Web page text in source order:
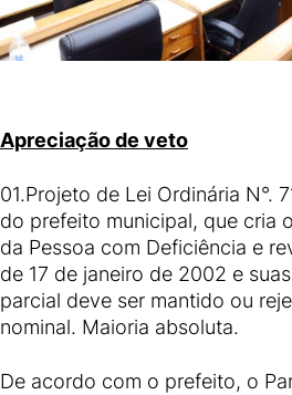
Apreciação de veto
01.Projeto de Lei Ordinária N°.
do prefeito municipal, que cria
da Pessoa com Deficiência e
de 17 de janeiro de 2002 e
parcial deve ser mantido ou
nominal. Maioria absoluta.
De acordo com o prefeito, o